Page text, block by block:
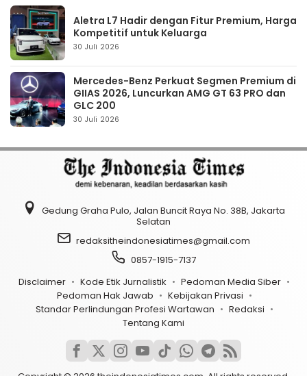
Aletra L7 Hadir dengan Fitur Premium, Harga
Kompetitif untuk Keluarga
30 Juli 2026
Mercedes-Benz Perkuat Segmen Premium di
GIIAS 2026, Luncurkan AMG GT 63 PRO dan
GLC 200
30 Juli 2026
Gedung Graha Pulo, Jalan Buncit Raya No. 38B, Jakarta
Selatan
redaksitheindonesiatimes@gmail.com
0857-1915-7137
Disclaimer
Kode Etik Jurnalistik
Pedoman Media Siber
Pedoman Hak Jawab
Kebijakan Privasi
Standar Perlindungan Profesi Wartawan
Redaksi
Tentang Kami